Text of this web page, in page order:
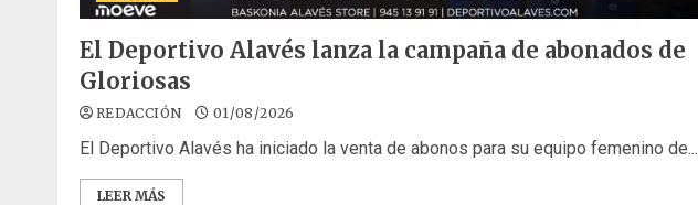
El Deportivo Alavés lanza la campaña de abonados de
Gloriosas
REDACCIÓN 01/08/2026
El Deportivo Alavés ha iniciado la venta de abonos para su equipo femenino de...
LEER MÁS